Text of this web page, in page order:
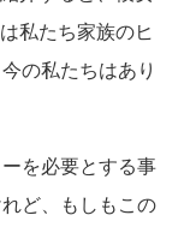
私たち家族のヒ
の私たちはあり
を必要とする事
ど、もしもこの